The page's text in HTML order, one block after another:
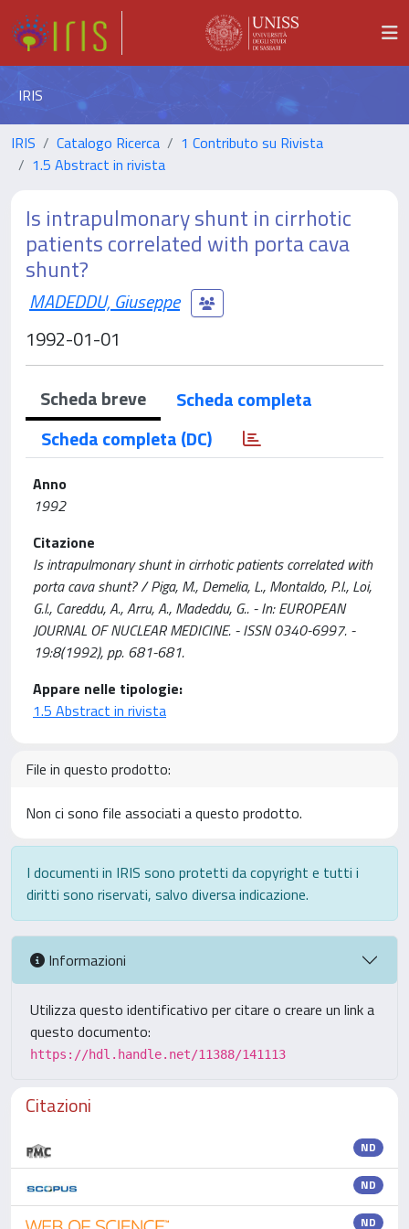
IRIS
IRIS Catalogo Ricerca
1 Contributo su Rivista
1.5 Abstract in rivista
Is intrapulmonary shunt in cirrhotic
patients correlated with porta cava
shunt?
MADEDDU, Giuseppe
1992-01-01
Scheda breve
Scheda completa
Scheda completa (DC)
Anno
1992
Citazione
Is intrapulmonary shunt in cirrhotic patients correlated with
porta cava shunt? / Piga, M., Demelia, L., Montaldo, P.l., Loi,
G.l., Careddu, A., Arru, A., Madeddu, G.. - In: EUROPEAN
JOURNAL OF NUCLEAR MEDICINE. - ISSN 0340-6997. -
19:8(1992), pp. 681-681.
Appare nelle tipologie:
1.5 Abstract in rivista
File in questo prodotto:
Non ci sono file associati a questo prodotto.
I documenti in IRIS sono protetti da copyright e tutti i
diritti sono riservati, salvo diversa indicazione.
Informazioni
Utilizza questo identificativo per citare o creare un link a
questo documento:
https://hdl.handle.net/11388/141113
Citazioni
ND
ND
ND